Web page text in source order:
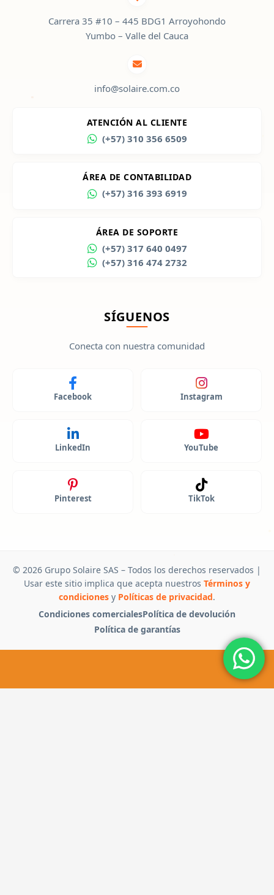
Carrera 35 #10 – 445 BDG1 Arroyohondo
Yumbo – Valle del Cauca
info@solaire.com.co
ATENCIÓN AL CLIENTE
(+57) 310 356 6509
ÁREA DE CONTABILIDAD
(+57) 316 393 6919
ÁREA DE SOPORTE
(+57) 317 640 0497
(+57) 316 474 2732
SÍGUENOS
Conecta con nuestra comunidad
Facebook Instagram
LinkedIn YouTube
Pinterest TikTok
© 2026 Grupo Solaire SAS – Todos los derechos reservados |
Usar este sitio implica que acepta nuestros Términos y
condiciones y Políticas de privacidad.
Condiciones comercialesPolítica de devolución
Política de garantías